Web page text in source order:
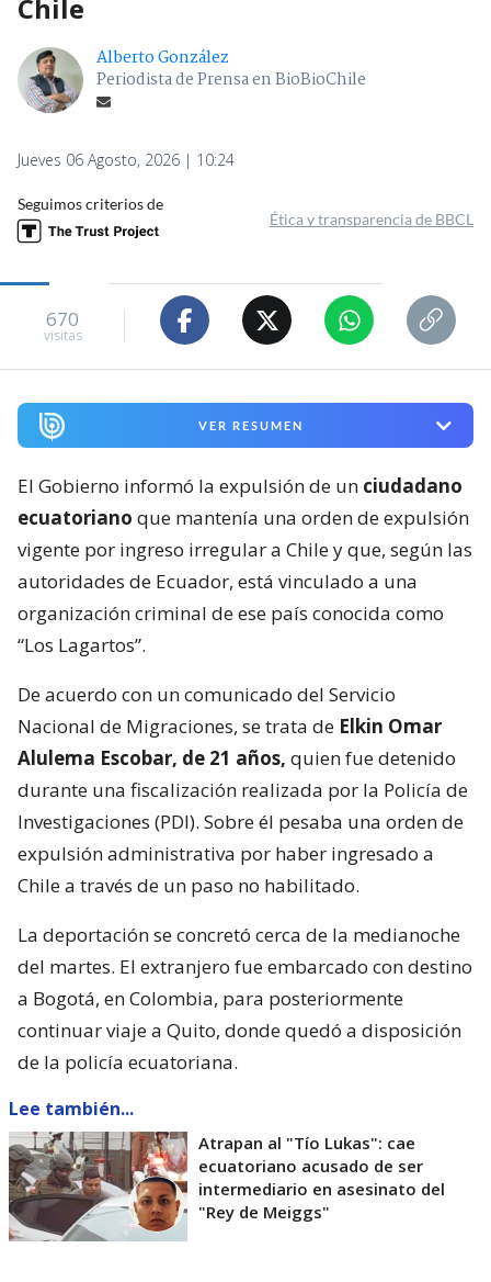
Chile
Alberto González
Periodista de Prensa en BioBioChile
Jueves 06 Agosto, 2026 | 10:24
Seguimos criterios de
Ética y transparencia de BBCL
670
visitas
VER RESUMEN
El Gobierno informó la expulsión de un ciudadano
ecuatoriano que mantenía una orden de expulsión
vigente por ingreso irregular a Chile y que, según las
autoridades de Ecuador, está vinculado a una
organización criminal de ese país conocida como
“Los Lagartos”.
De acuerdo con un comunicado del Servicio
Nacional de Migraciones, se trata de Elkin Omar
Alulema Escobar, de 21 años, quien fue detenido
durante una fiscalización realizada por la Policía de
Investigaciones (PDI). Sobre él pesaba una orden de
expulsión administrativa por haber ingresado a
Chile a través de un paso no habilitado.
La deportación se concretó cerca de la medianoche
del martes. El extranjero fue embarcado con destino
a Bogotá, en Colombia, para posteriormente
continuar viaje a Quito, donde quedó a disposición
de la policía ecuatoriana.
Lee también...
Atrapan al "Tío Lukas": cae
ecuatoriano acusado de ser
intermediario en asesinato del
"Rey de Meiggs"